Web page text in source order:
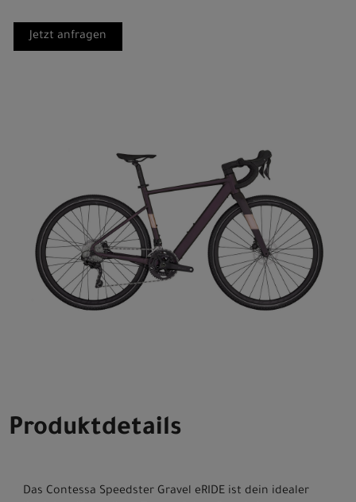
Jetzt anfragen
Produktdetails
Das Contessa Speedster Gravel eRIDE ist dein idealer